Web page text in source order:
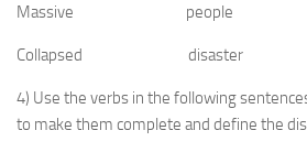
Massive people
Collapsed disaster
4) Use the verbs in the following
to make them complete and define the